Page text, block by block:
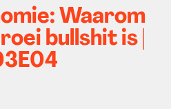
Waarom
bullshit is |